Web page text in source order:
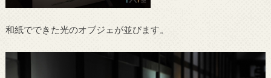
和紙でできた光のオブジェが並びます。